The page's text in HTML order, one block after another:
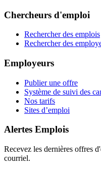
Chercheurs d'emploi
Rechercher des emplois
Rechercher des
Employeurs
Publier une offre
Système de suivi des
Nos tarifs
Sites d’emploi
Alertes Emplois
Recevez les dernières offres
courriel.